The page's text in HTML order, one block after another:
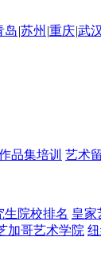
岛|苏州 |重庆|武汉
品集培训 艺术
生院校排名 皇家
加哥艺术学院